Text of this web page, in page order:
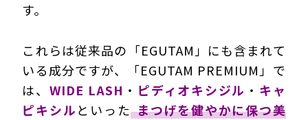
す。
これらは従来品の「EGUTAM」にも含まれて
いる成分ですが、「EGUTAM PREMIUM」で
は、 WIDE LASH ・ ピディオキシジル ・ キャ
ピキシルといった まつげを健やかに保つ美